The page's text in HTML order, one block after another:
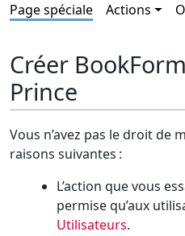
Page spéciale Actions
Créer
Prince
Vous n’avez pas le droit de
raisons suivantes :
L’action que vous
permise qu’aux
Utilisateurs.